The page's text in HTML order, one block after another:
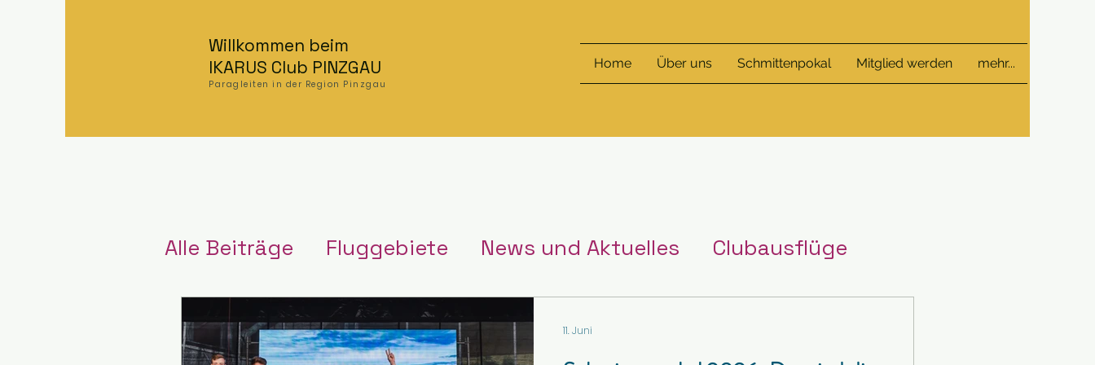
Willkommen beim
IKARUS Club PINZGAU
Paragleiten in der Region Pinzgau
Home Über uns Schmittenpokal Mitglied werden mehr...
Alle Beiträge Fluggebiete News und Aktuelles Clubausflüge
11. Juni